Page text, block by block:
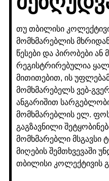
თუ თბილისი
მომხმარებლის
წესები და პირობები ან
რეგისტრირებულია
მითითებით, ის
მომხმარებელს ვებ-
ანგარიშით
მომხმარებლის ელ.
გაგზავნილი
მომხმარებლი მსგავსი
მიღების შემთხვევაში
თბილისი კოლექტივის